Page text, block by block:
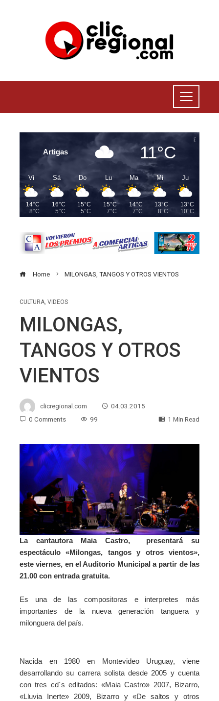
Artigas 11°C
Vi
14°C
8°C
Sá
16°C
5°C
Do
15°C
5°C
Lu
15°C
7°C
Ma
14°C
7°C
Mi
13°C
8°C
Ju
13°C
10°C
Home MILONGAS, TANGOS Y OTROS VIENTOS
CULTURA, VIDEOS
MILONGAS,
TANGOS Y OTROS
VIENTOS
clicregional.com
04.03.2015
0 Comments
99 1 Min Read
La cantautora Maia Castro, presentará su
espectáculo «Milongas, tangos y otros vientos»,
este viernes, en el Auditorio Municipal a partir de las
21.00 con entrada gratuita.
Es una de las compositoras e interpretes más
importantes de la nueva generación tanguera y
milonguera del país.
Nacida en 1980 en Montevideo Uruguay, viene
desarrollando su carrera solista desde 2005 y cuenta
con tres cd´s editados: «Maia Castro» 2007, Bizarro,
«Lluvia Inerte» 2009, Bizarro y «De saltos y otros